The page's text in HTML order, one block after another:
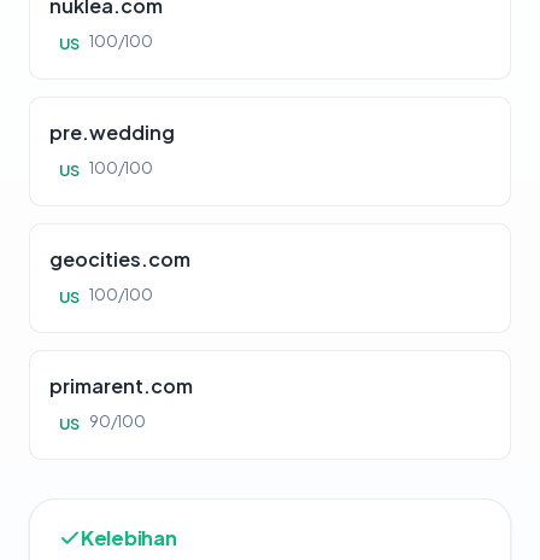
nuklea.com
US 100/100
pre.wedding
US 100/100
geocities.com
US 100/100
primarent.com
US 90/100
Kelebihan